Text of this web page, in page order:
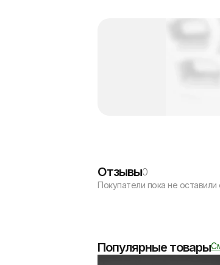
Отзывы0
Покупатели пока не
Популярные товары